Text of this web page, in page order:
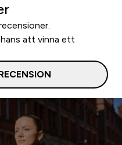
att vinna ett